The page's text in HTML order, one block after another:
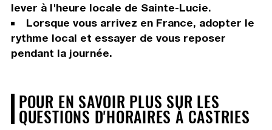
lever à l'heure locale de Sainte-Lucie.
Lorsque vous arrivez en France, adopter le
rythme local et essayer de vous reposer
pendant la journée.
POUR EN SAVOIR PLUS SUR LES
QUESTIONS D'HORAIRES À CASTRIES